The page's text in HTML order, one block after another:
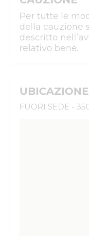
Per tutte le
della cauzione
descritto
relativo bene.
UBICAZIONE
FUORI SEDE -